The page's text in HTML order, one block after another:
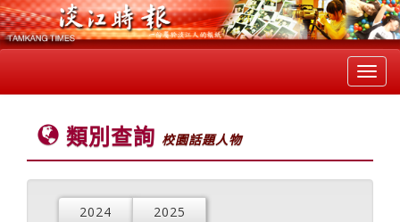
類別查詢 校園話題人物
2024
2025